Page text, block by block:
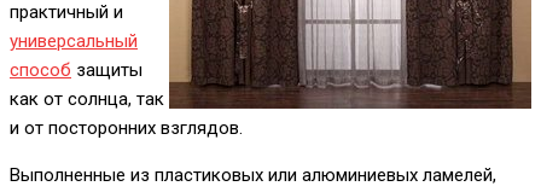
практичный и
универсальный
способ защиты
как от солнца, так
и от посторонних взглядов.
Выполненные из пластиковых или алюминиевых ламелей,